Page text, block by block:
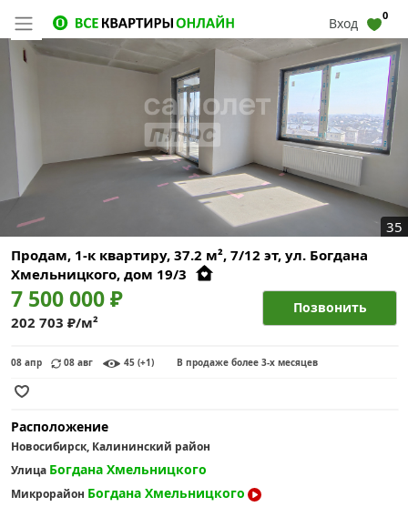
Вход 0
35
Продам, 1-к квартиру, 37.2 м², 7/12 эт, ул. Богдана
Хмельницкого, дом 19/3
7 500 000 ₽
202 703 ₽/м²
Позвонить
08 апр 08 авг 45 (+1) В продаже более 3-х месяцев
Расположение
Новосибирск, Калининский район
Улица Богдана Хмельницкого
Микрорайон Богдана Хмельницкого